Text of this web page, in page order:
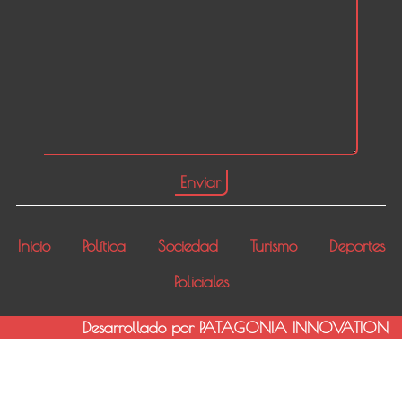
Inicio Política Sociedad Turismo
Deportes
Policiales
Desarrollado por PATAGONIA INNOVATION